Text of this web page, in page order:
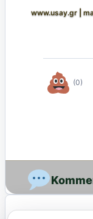
www.usay.gr
(0)